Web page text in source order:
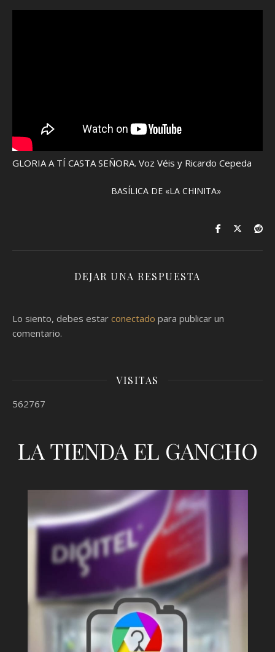
GLORIA A TÍ CASTA SEÑORA. Voz Véis y Ricardo Cepeda
BASÍLICA DE «LA CHINITA»
DEJAR UNA RESPUESTA
Lo siento, debes estar conectado para publicar un
comentario.
VISITAS
562767
LA TIENDA EL GANCHO